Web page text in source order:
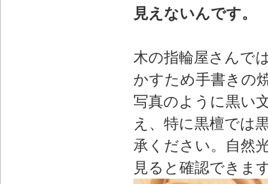
見えないんです。
木の指輪屋さんで
かすため手書きの
写真のように黒い
え、特に黒檀では
承ください。自然
見ると確認できま